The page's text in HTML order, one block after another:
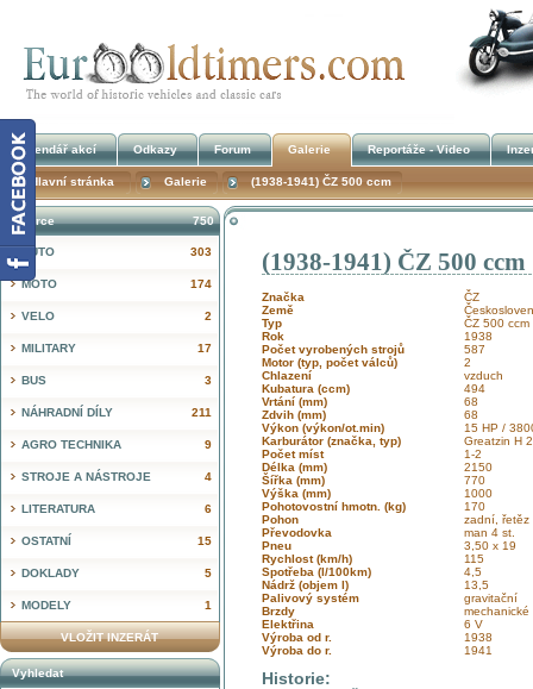
(1938-1941) ČZ 500 ccm
Značka
ČZ
Země
Typ
ČZ 500 ccm
Rok
1938
Počet vyrobených strojů
587
Motor (typ, počet válců)
2
Chlazení
vzduch
Kubatura (ccm)
494
Vrtání (mm)
68
Zdvih (mm)
68
Výkon (výkon/ot.min)
15 HP /
Karburátor (značka, typ)
Greatzin H
Počet míst
1-2
Délka (mm)
2150
Šířka (mm)
770
Výška (mm)
1000
Pohotovostní hmotn. (kg)
170
Pohon
zadní, řetěz
Převodovka
man 4 st.
Pneu
3,50 x 19
Rychlost (km/h)
115
Spotřeba (l/100km)
4,5
Nádrž (objem l)
13,5
Palivový systém
gravitační
Brzdy
Elektřina
6 V
Výroba od r.
1938
Výroba do r.
1941
Historie:
750
Inzerce
303
AUTO
174
MOTO
2
VELO
17
MILITARY
3
BUS
211
NÁHRADNÍ DÍLY
9
AGRO TECHNIKA
4
STROJE A NÁSTROJE
6
LITERATURA
15
OSTATNÍ
5
DOKLADY
1
MODELY
VLOŽIT INZERÁT
Vyhledat
Kalendář akcí Odkazy Forum Galerie Reportáže - Video
Hlavní stránka Galerie (1938-1941) ČZ 500 ccm